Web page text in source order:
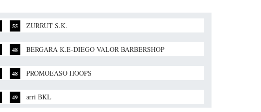
55 ZURRUT S.K.
48 BERGARA K.E-DIEGO VALOR BARBERSHOP
48 PROMOEASO HOOPS
49 arri BKL